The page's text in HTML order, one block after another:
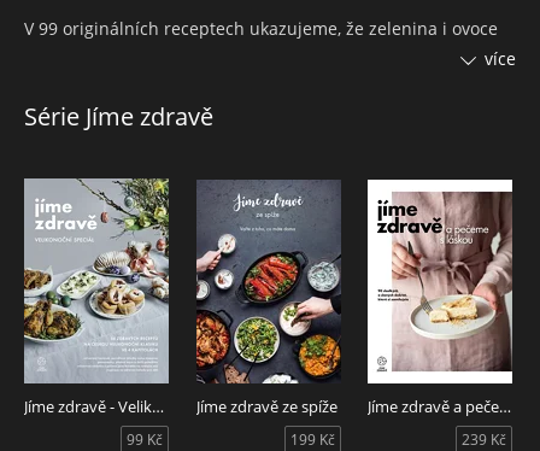
V 99 originálních receptech ukazujeme, že zelenina i ovoce
umí být chutné, pestré a hlavně syté. A že je s nimi radost
Recepty jsme postavili na běžně dostupných surovinách,
jsou rajčata nebo jablka, až po méně využívané druhy, které
si vás získají na první ochutnání. Každé jídlo jsme vyladili
tak, aby dobře zasytilo, potěšilo chuťové buňky a dodalo tělu
potřebné živiny.
více
Série Jíme zdravě
Jíme zdravě - Velikonoční speciál
99 Kč
Jíme zdravě ze spíže
199 Kč
Jíme zdravě a pečeme s láskou
239 Kč